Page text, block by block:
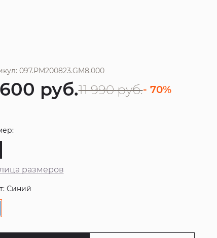
097.PM200823.GM8.000
руб.11 990 руб.- 70%
размеров
Синий